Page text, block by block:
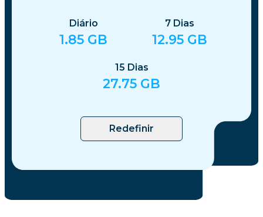
Diário
1.85 GB
7 Dias
12.95 GB
15 Dias
27.75 GB
Redefinir